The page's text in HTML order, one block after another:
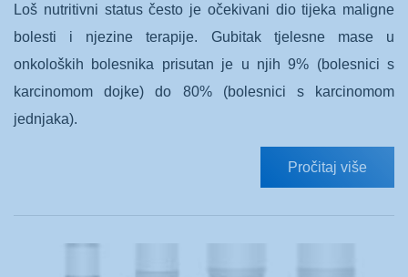
Loš nutritivni status često je očekivani dio tijeka maligne
bolesti i njezine terapije. Gubitak tjelesne mase u
onkoloških bolesnika prisutan je u njih 9% (bolesnici s
karcinomom dojke) do 80% (bolesnici s karcinomom
jednjaka).
Pročitaj više